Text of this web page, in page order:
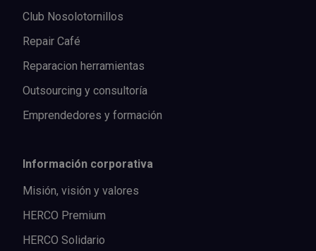
Club Nosolotornillos
Repair Café
Reparacion herramientas
Outsourcing y consultoría
Emprendedores y formación
Información corporativa
Misión, visión y valores
HERCO Premium
HERCO Solidario